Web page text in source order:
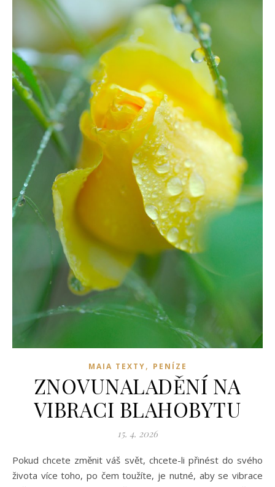
MAIA TEXTY, PENÍZE
ZNOVUNALADĚNÍ NA
VIBRACI BLAHOBYTU
15. 4. 2026
Pokud chcete změnit váš svět, chcete-li přinést do svého
života více toho, po čem toužíte, je nutné, aby se vibrace